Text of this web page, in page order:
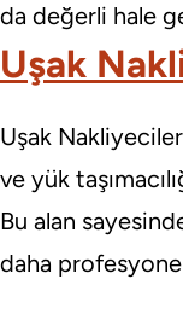
da değerli hale
Uşak
Uşak
ve yük
Bu alan
daha